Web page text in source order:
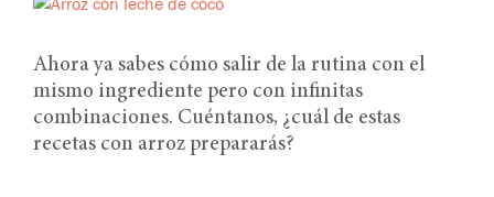
Ahora ya sabes cómo salir de la rutina con el
mismo ingrediente pero con infinitas
combinaciones. Cuéntanos, ¿cuál de estas
recetas con arroz prepararás?